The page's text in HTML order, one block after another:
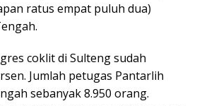
ratus empat puluh dua)
coklit di Sulteng sudah
Jumlah petugas Pantarlih
sebanyak 8.950 orang.